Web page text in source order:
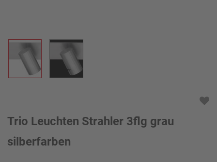
KI-generiert
Trio Leuchten Strahler 3flg grau
silberfarben